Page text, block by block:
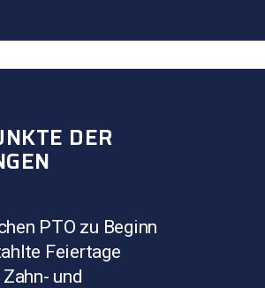
DER
PTO zu Beginn
Feiertage
und